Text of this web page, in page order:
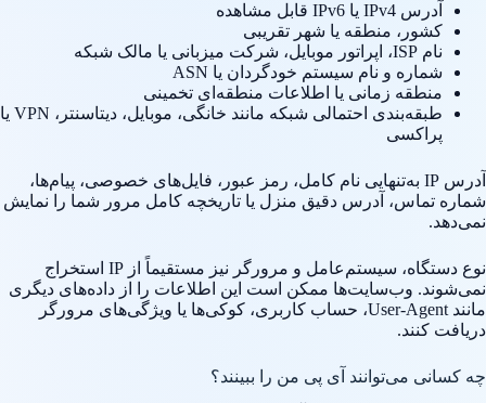
آدرس IPv4 یا IPv6 قابل مشاهده
کشور، منطقه یا شهر تقریبی
نام ISP، اپراتور موبایل، شرکت میزبانی یا مالک شبکه
شماره و نام سیستم خودگردان یا ASN
منطقه زمانی یا اطلاعات منطقه‌ای تخمینی
طبقه‌بندی احتمالی شبکه مانند خانگی، موبایل، دیتاسنتر، VPN یا
پراکسی
آدرس IP به‌تنهایی نام کامل، رمز عبور، فایل‌های خصوصی، پیام‌ها،
شماره تماس، آدرس دقیق منزل یا تاریخچه کامل مرور شما را نمایش
نمی‌دهد.
نوع دستگاه، سیستم‌عامل و مرورگر نیز مستقیماً از IP استخراج
نمی‌شوند. وب‌سایت‌ها ممکن است این اطلاعات را از داده‌های دیگری
مانند User-Agent، حساب کاربری، کوکی‌ها یا ویژگی‌های مرورگر
دریافت کنند.
چه کسانی می‌توانند آی پی من را ببینند؟